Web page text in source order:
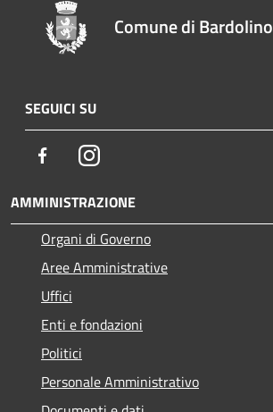
Comune di Bardolino
SEGUICI SU
FacebookInstagram
AMMINISTRAZIONE
Organi di Governo
Aree Amministrative
Uffici
Enti e fondazioni
Politici
Personale Amministrativo